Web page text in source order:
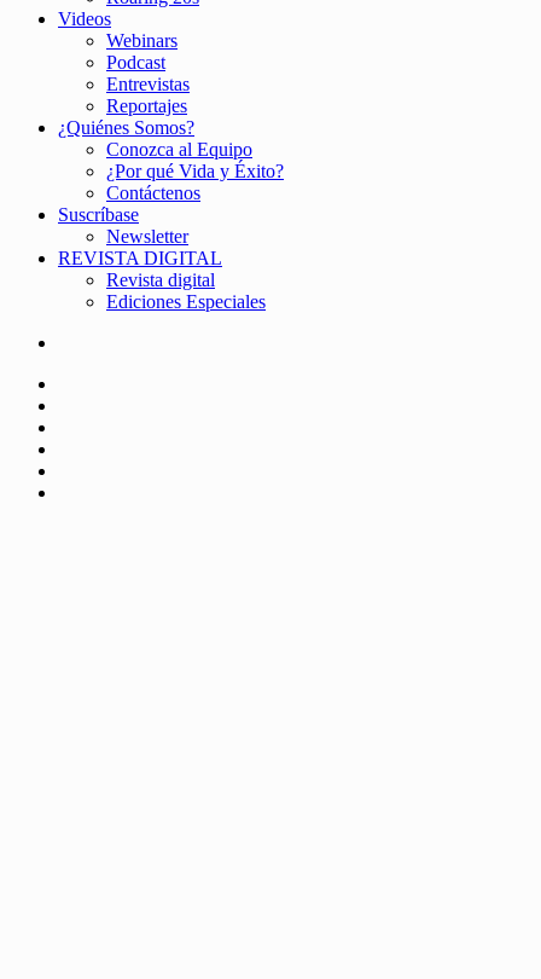
Videos
Webinars
Podcast
Entrevistas
Reportajes
¿Quiénes Somos?
Conozca al Equipo
¿Por qué Vida y Éxito?
Contáctenos
Suscríbase
Newsletter
REVISTA DIGITAL
Revista digital
Ediciones Especiales